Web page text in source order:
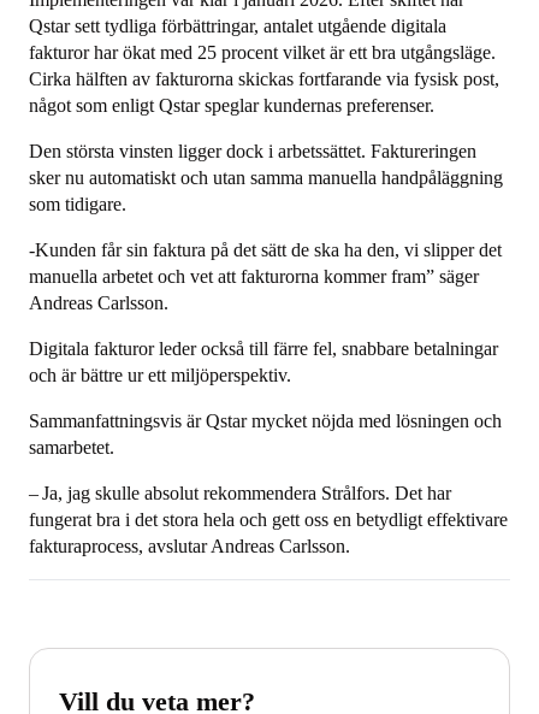
Qstar sett tydliga förbättringar, antalet utgående digitala
fakturor har ökat med 25 procent vilket är ett bra utgångsläge.
Cirka hälften av fakturorna skickas fortfarande via fysisk post,
något som enligt Qstar speglar kundernas preferenser.
Den största vinsten ligger dock i arbetssättet. Faktureringen
sker nu automatiskt och utan samma manuella handpåläggning
som tidigare.
-Kunden får sin faktura på det sätt de ska ha den, vi slipper det
manuella arbetet och vet att fakturorna kommer fram” säger
Andreas Carlsson.
Digitala fakturor leder också till färre fel, snabbare betalningar
och är bättre ur ett miljöperspektiv.
Sammanfattningsvis är Qstar mycket nöjda med lösningen och
samarbetet.
–Ja, jag skulle absolut rekommendera Strålfors. Det har
fungerat bra i det stora hela och gett oss en betydligt effektivare
fakturaprocess, avslutar Andreas Carlsson.
Vill du veta mer?